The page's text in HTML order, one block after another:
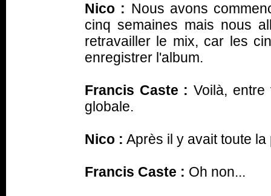
Nico : Nous avons
cinq semaines mais nous
retravailler le mix, car les
enregistrer l'album.
Francis Caste :Voilà,
globale.
Nico : Après il y avait toute
Francis Caste : Oh non...